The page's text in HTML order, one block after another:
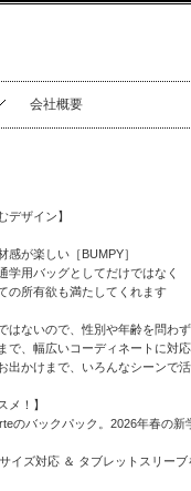
会社概要
デザイン】
が楽しい［BUMPY］
学用バッグとしてだけではなく
の所有欲も満たしてくれます
はないので、性別や年齢を問わず
で、幅広いコーディネートに対応
出かけまで、いろんなシーンで
メ！】
のバックパック。2026年春の
イズ対応 ＆ タブレットスリー